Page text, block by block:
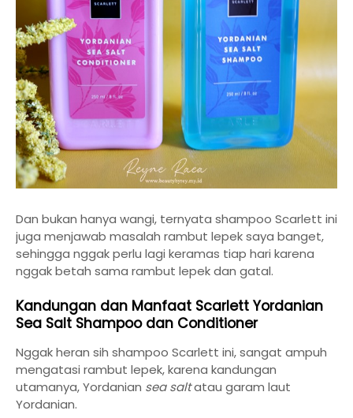
Dan bukan hanya wangi, ternyata shampoo Scarlett ini
juga menjawab masalah rambut lepek saya banget,
sehingga nggak perlu lagi keramas tiap hari karena
nggak betah sama rambut lepek dan gatal.
Kandungan dan Manfaat Scarlett Yordanian
Sea Salt Shampoo dan Conditioner
Nggak heran sih shampoo Scarlett ini, sangat ampuh
mengatasi rambut lepek, karena kandungan
utamanya, Yordanian sea saltatau garam laut
Yordanian.